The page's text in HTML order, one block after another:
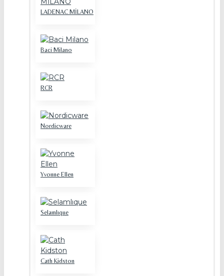
LADENAC MİLANO
Baci Milano
RCR
Nordicware
Yvonne Ellen
Selamlıque
Cath Kidston